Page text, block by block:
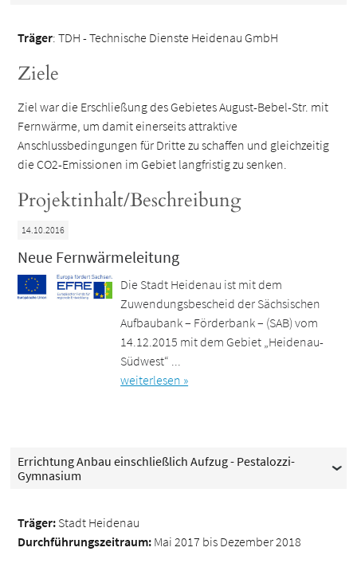
Träger: TDH - Technische Dienste Heidenau GmbH
Ziele
Ziel war die Erschließung des Gebietes August-Bebel-Str. mit
Fernwärme, um damit einerseits attraktive
Anschlussbedingungen für Dritte zu schaffen und gleichzeitig
die CO2-Emissionen im Gebiet langfristig zu senken.
Projektinhalt/Beschreibung
14.10.2016
Neue Fernwärmeleitung
Die Stadt Heidenau ist mit dem
Zuwendungsbescheid der Sächsischen
Aufbaubank – Förderbank – (SAB) vom
14.12.2015 mit dem Gebiet „Heidenau-
Südwest“ ...
weiterlesen »
Errichtung Anbau einschließlich Aufzug - Pestalozzi-
Gymnasium
Träger: Stadt Heidenau
Durchführungszeitraum:Mai 2017 bis Dezember 2018